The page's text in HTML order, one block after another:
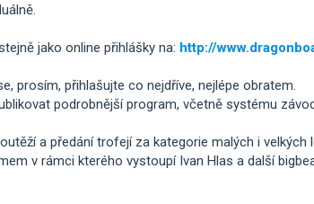
jako online přihlášky na: http://
prosím, přihlašujte co nejdříve, nejlépe obratem.
podrobnější program, včetně systému
a předání trofejí za kategorie malých i
v rámci kterého vystoupí Ivan Hlas a další